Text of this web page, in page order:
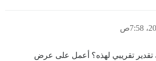
تقدير تقريبي لهذه؟ أعمل على عرض